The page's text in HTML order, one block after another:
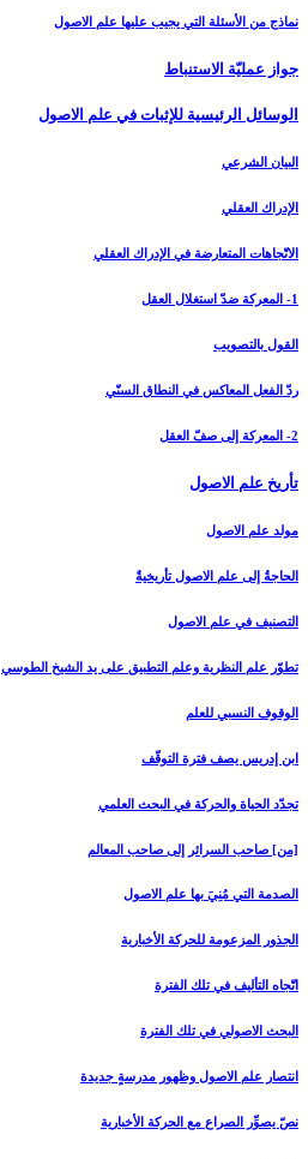
نماذج من الأسئلة التي يجيب عليها علم الاصول
جواز عمليّة الاستنباط
الوسائل الرئيسية للإثبات في علم الاصول
البيان الشرعي‏
الإدراك العقلي‏
الاتّجاهات المتعارضة في الإدراك العقلي
1- المعركة ضدّ استغلال العقل
القول بالتصويب
ردّ الفعل المعاكس في النطاق السنّي
2- المعركة إلى صفّ العقل
تأريخ علم الاصول‏
مولد علم الاصول
الحاجةُ إلى علم الاصول تأريخيةٌ
التصنيف في علم الاصول
تطوّر علم النظرية وعلم التطبيق على يد الشيخ الطوسي
الوقوف النسبي للعلم
ابن إدريس يصف فترة التوقّف
تجدّد الحياة والحركة في البحث العلمي
[من‏] صاحب السرائر إلى صاحب المعالم
الصدمة التي مُنِيَ بها علم الاصول
الجذور المزعومة للحركة الأخبارية
اتّجاه التأليف في تلك الفترة
البحث الاصولي في تلك الفترة
انتصار علم الاصول وظهور مدرسةٍ جديدة
نصّ يصوِّر الصراع مع الحركة الأخبارية